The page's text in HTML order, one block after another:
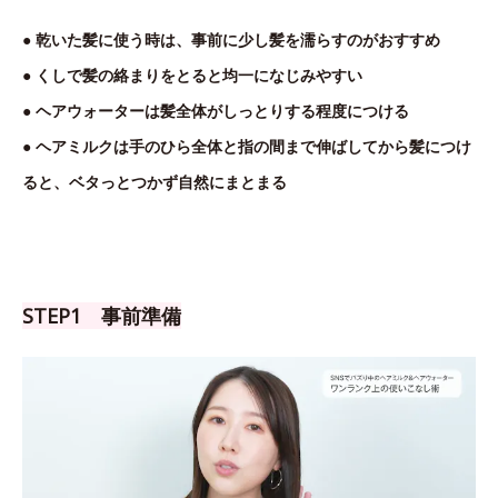
● 乾いた髪に使う時は、事前に少し髪を濡らすのがおすすめ
● くしで髪の絡まりをとると均一になじみやすい
● ヘアウォーターは髪全体がしっとりする程度につける
● ヘアミルクは手のひら全体と指の間まで伸ばしてから髪につけ
ると、ベタっとつかず自然にまとまる
STEP1 事前準備